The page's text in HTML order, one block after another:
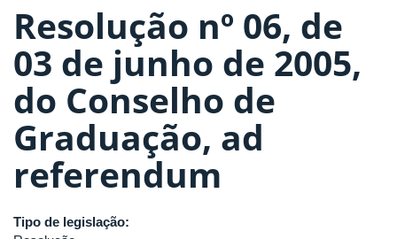
Resolução nº 06, de
03 de junho de 2005,
do Conselho de
Graduação, ad
referendum
Tipo de legislação: